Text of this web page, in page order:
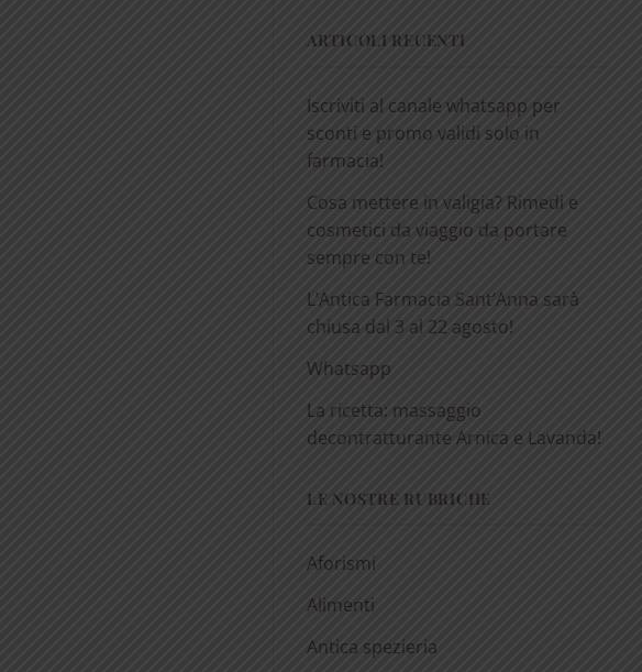
ARTICOLI RECENTI
Iscriviti al canale whatsapp per
sconti e promo validi solo in
farmacia!
Cosa mettere in valigia? Rimedi e
cosmetici da viaggio da portare
sempre con te!
L’Antica Farmacia Sant’Anna sarà
chiusa dal 3 al 22 agosto!
Whatsapp
La ricetta: massaggio
decontratturante Arnica e Lavanda!
LE NOSTRE RUBRICHE
Aforismi
Alimenti
Antica spezieria